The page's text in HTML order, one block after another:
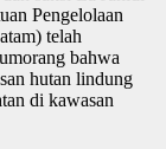
Pengelolaan
telah
bahwa
hutan lindung
di kawasan